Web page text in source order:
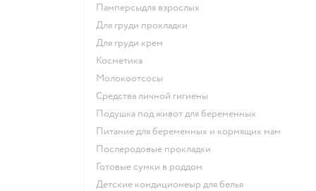
памперсыдля взрослых
для груди прокладки
для груди крем
косметика
Молокоотсосы
средства личной гигиены
подушка под живот для беременных
питание для беременных и кормящих мам
послеродовые прокладки
готовые сумки в роддом
детские кондиционеыр для белья